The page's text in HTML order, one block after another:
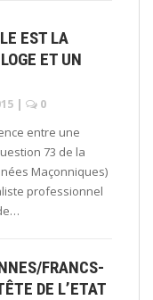
EST LA
ET UN
|
0
entre une
73 de la
Maçonniques)
professionnel
FRANCS-
DE L’ETAT